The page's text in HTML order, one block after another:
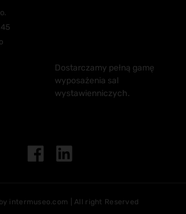
Dostarczamy pełną gamę
wyposażenia sal
wystawienniczych.
intermuseo.com | All right Reserved